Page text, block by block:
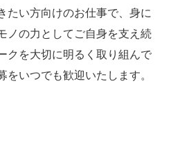
たい方向けのお仕事で、身に
ノの力としてご自身を支え続
クを大切に明るく取り組んで
いつでも歓迎いたします。